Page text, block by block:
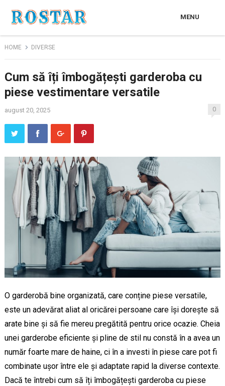
MENU
HOME DIVERSE
Cum să îți îmbogățești garderoba cu
piese vestimentare versatile
august 20, 2025 0
O garderobă bine organizată, care conține piese versatile,
este un adevărat aliat al oricărei persoane care își dorește să
arate bine și să fie mereu pregătită pentru orice ocazie. Cheia
unei garderobe eficiente și pline de stil nu constă în a avea un
număr foarte mare de haine, ci în a investi în piese care pot fi
combinate ușor între ele și adaptate rapid la diverse contexte.
Dacă te întrebi cum să îți îmbogățești garderoba cu piese